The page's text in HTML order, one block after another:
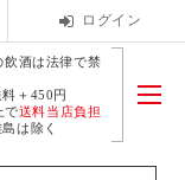
ログイン
酒は法律で禁
＋450円
で送料当店負担
は除く